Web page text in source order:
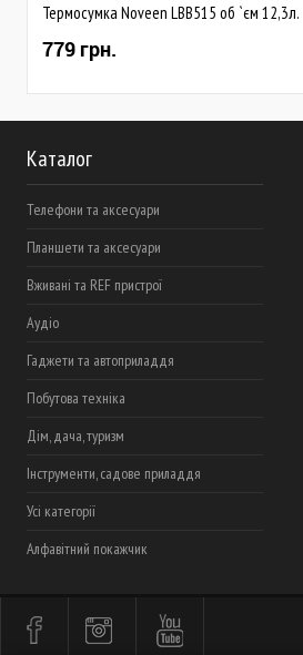
Термосумка Noveen LBB515 об `єм 12,3л.
779 грн.
Каталог
Телефони та аксесуари
Планшети та аксесуари
Вживані та REF пристрої
Аудіо
Гаджети та автоприладдя
Побутова техніка
Дім, дача, туризм
Інструменти, садове приладдя
Усі категорії
Алфавітний покажчик